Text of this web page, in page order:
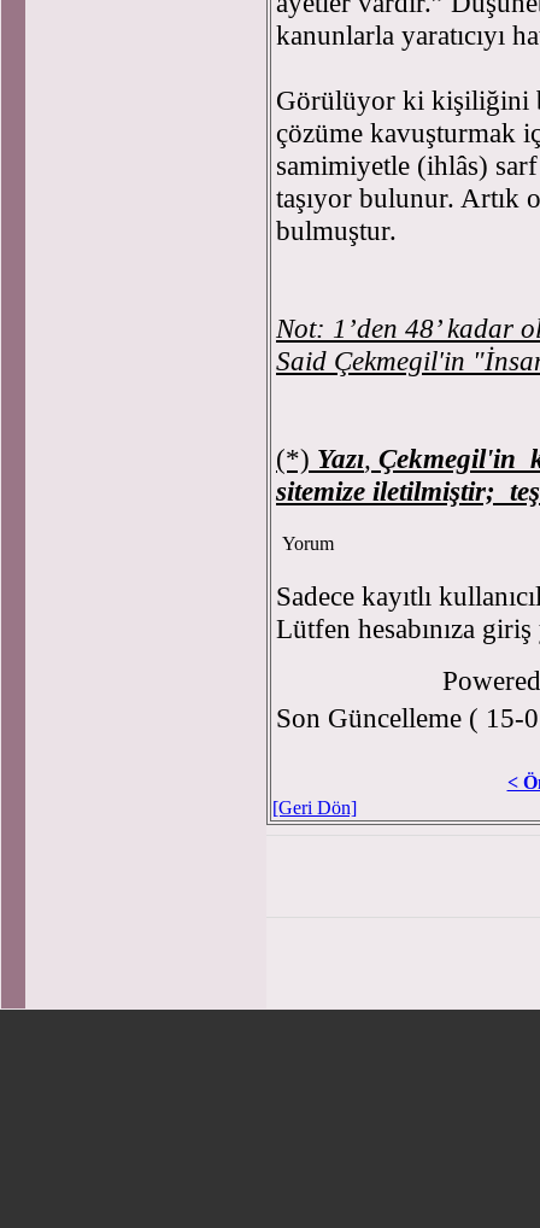
kanunlarla yaratıcıyı
Görülüyor ki kişiliğini
çözüme kavuşturmak
samimiyetle (ihlâs)
taşıyor bulunur. Artık
bulmuştur.
Not: 1’den 48’ kadar
Said Çekmegil'in
(*) Yazı, Çekmegil'in
sitemize iletilmiştir;
Yorum
Sadece kayıtlı
Lütfen hesabınıza
Son Güncelleme ( 15-
<
[Geri Dön]